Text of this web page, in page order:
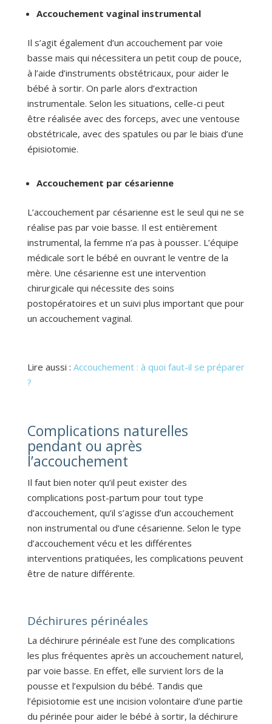
Accouchement vaginal instrumental
Il s’agit également d’un accouchement par voie
basse mais qui nécessitera un petit coup de pouce,
à l’aide d’instruments obstétricaux, pour aider le
bébé à sortir. On parle alors d’extraction
instrumentale. Selon les situations, celle-ci peut
être réalisée avec des forceps, avec une ventouse
obstétricale, avec des spatules ou par le biais d’une
épisiotomie.
Accouchement par césarienne
L’accouchement par césarienne est le seul qui ne se
réalise pas par voie basse. Il est entièrement
instrumental, la femme n’a pas à pousser. L’équipe
médicale sort le bébé en ouvrant le ventre de la
mère. Une césarienne est une intervention
chirurgicale qui nécessite des soins
postopératoires et un suivi plus important que pour
un accouchement vaginal.
Lire aussi : Accouchement : à quoi faut-il se préparer
?
Complications naturelles
pendant ou après
l’accouchement
Il faut bien noter qu’il peut exister des
complications post-partum pour tout type
d’accouchement, qu’il s’agisse d’un accouchement
non instrumental ou d’une césarienne. Selon le type
d’accouchement vécu et les différentes
interventions pratiquées, les complications peuvent
être de nature différente.
Déchirures périnéales
La déchirure périnéale est l’une des complications
les plus fréquentes après un accouchement naturel,
par voie basse. En effet, elle survient lors de la
pousse et l’expulsion du bébé. Tandis que
l’épisiotomie est une incision volontaire d’une partie
du périnée pour aider le bébé à sortir, la déchirure